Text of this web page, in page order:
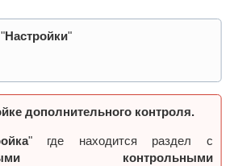
Настройки"
дополнительного контроля.
" где находится раздел с
контрольными